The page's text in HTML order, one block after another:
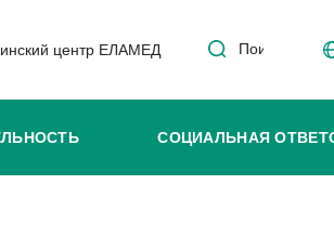
центр ЕЛАМЕД Поиск
СОЦИАЛЬНАЯ